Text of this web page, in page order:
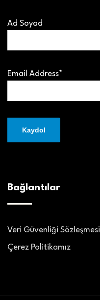
Ad Soyad
Email Address*
Bağlantılar
Veri Güvenliği Sözleşmesi
Çerez Politikamız